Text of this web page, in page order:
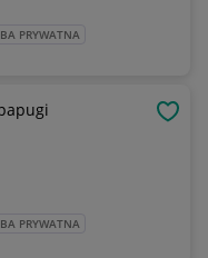
PRYWATNA
PRYWATNA